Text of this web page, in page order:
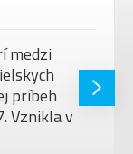
medzi
príbeh
Vznikla v